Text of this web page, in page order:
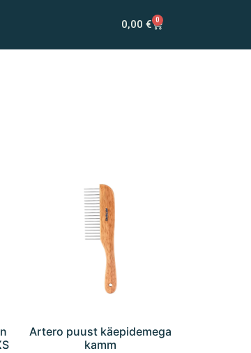
0,00 € 0
Artero puust käepidemega
kamm